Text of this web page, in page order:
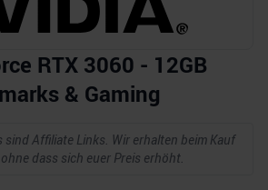
RTX 3060 - 12GB
& Gaming
sind Affiliate Links. Wir erhalten beim Kauf
dass sich euer Preis erhöht.